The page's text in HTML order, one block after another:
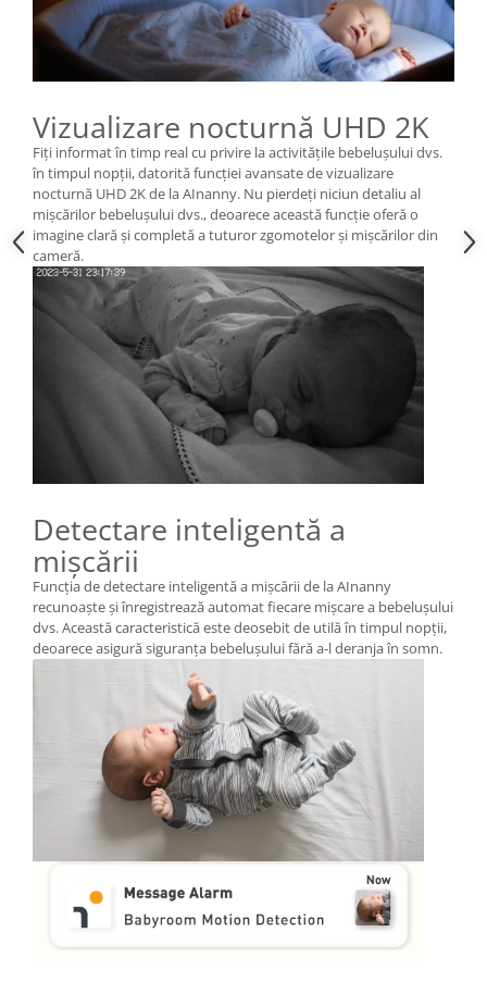
Vizualizare nocturnă UHD 2K
Fiți informat în timp real cu privire la activitățile bebelușului dvs.
în timpul nopții, datorită funcției avansate de vizualizare
nocturnă UHD 2K de la AInanny. Nu pierdeți niciun detaliu al
mișcărilor bebelușului dvs., deoarece această funcție oferă o
imagine clară și completă a tuturor zgomotelor și mișcărilor din
cameră.
Detectare inteligentă a
mișcării
Funcția de detectare inteligentă a mișcării de la AInanny
recunoaște și înregistrează automat fiecare mișcare a bebelușului
dvs. Această caracteristică este deosebit de utilă în timpul nopții,
deoarece asigură siguranța bebelușului fără a-l deranja în somn.